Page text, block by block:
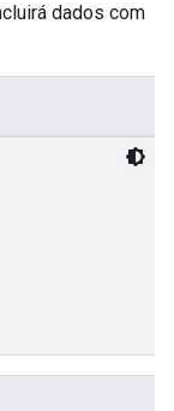
dados com